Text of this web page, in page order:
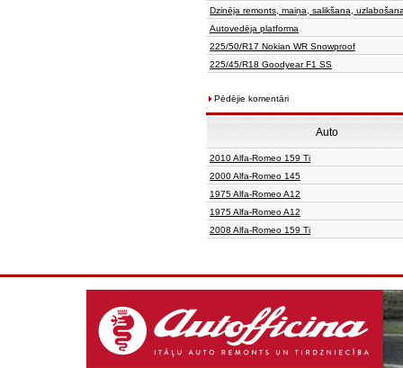
Dzinēja remonts, maiņa, salikšana,
Autovedēja platforma
225/50/R17 Nokian WR Snowproof
225/45/R18 Goodyear F1 SS
Pēdējie komentāri
Auto
2010 Alfa-Romeo 159 Ti
2000 Alfa-Romeo 145
1975 Alfa-Romeo A12
1975 Alfa-Romeo A12
2008 Alfa-Romeo 159 Ti